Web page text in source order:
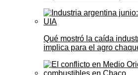
Qué mostró la caída
implica para el agro